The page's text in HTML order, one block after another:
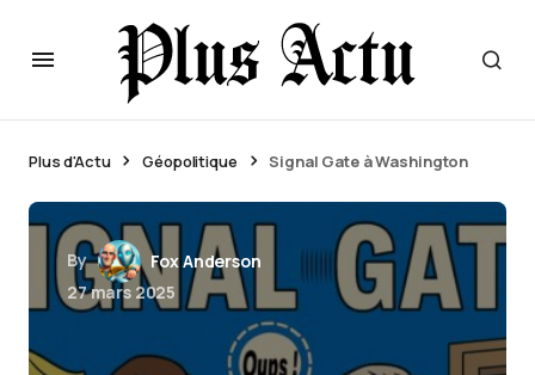
Plus d'Actu Géopolitique Signal Gate à Washington
By
Fox Anderson
27 mars 2025